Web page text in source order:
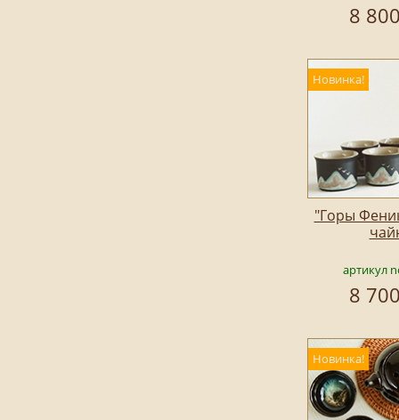
8
Новинка!
"Горы
артикул
8
Новинка!